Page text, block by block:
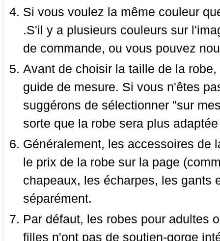
Si vous voulez la même couleur
.S'il y a plusieurs couleurs sur
de commande, ou vous pouvez
Avant de choisir la taille de la
guide de mesure. Si vous n'êtes
suggérons de sélectionner "sur
sorte que la robe sera plus
Généralement, les accessoires de
le prix de la robe sur la page
chapeaux, les écharpes, les gants
séparément.
Par défaut, les robes pour adultes
filles n'ont pas de soutien-gorge